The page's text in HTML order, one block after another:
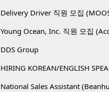
Delivery Driver 직원 모집
Young Ocean, Inc. 직원 모집
DDS Group
HIRING KOREAN/ENGLISH
National Sales Assistant